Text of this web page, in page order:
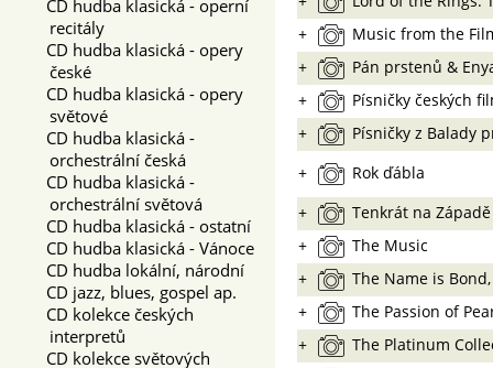
CD hudba klasická - operní
recitály
CD hudba klasická - opery
české
CD hudba klasická - opery
světové
CD hudba klasická -
orchestrální česká
CD hudba klasická -
orchestrální světová
CD hudba klasická - ostatní
CD hudba klasická - Vánoce
CD hudba lokální, národní
CD jazz, blues, gospel ap.
CD kolekce českých
interpretů
CD kolekce světových
+
Music from the
+
Pán prstenů &
+
Písničky českých
+
Písničky z Balady
+
Rok ďábla
+
Tenkrát na Západě
+
The Music
+
The Name is
+
The Passion of
+
The Platinum